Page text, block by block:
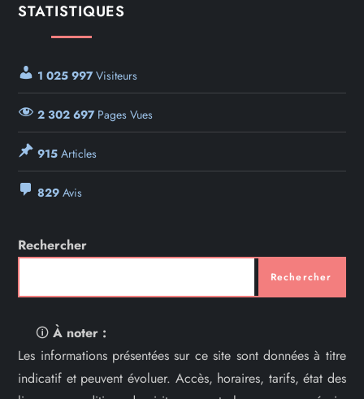
STATISTIQUES
1 025 997Visiteurs
2 302 697Pages Vues
915 Articles
829 Avis
Rechercher
Rechercher
🛈À noter :
Les informations présentées sur ce site sont données à titre
indicatif et peuvent évoluer. Accès, horaires, tarifs, état des